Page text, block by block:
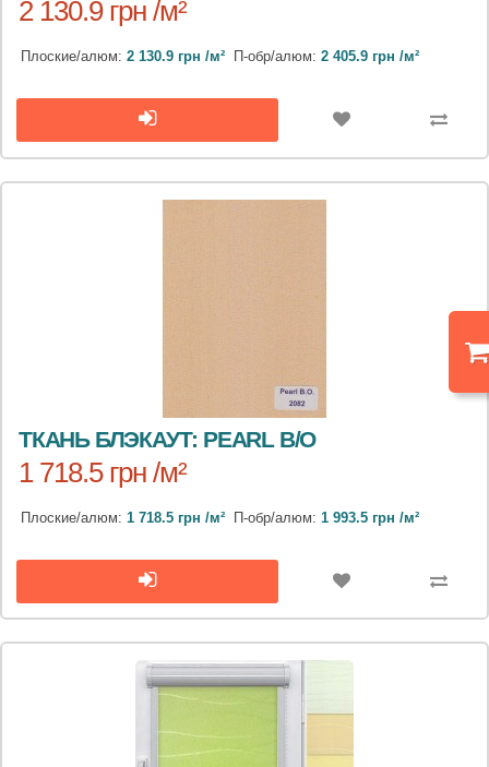
2 130.9 грн /м²
Плоские/алюм: 2 130.9 грн /м² П-обр/алюм: 2 405.9 грн /м²
ТКАНЬ БЛЭКАУТ: PEARL B/O
1 718.5 грн /м²
Плоские/алюм: 1 718.5 грн /м² П-обр/алюм: 1 993.5 грн /м²